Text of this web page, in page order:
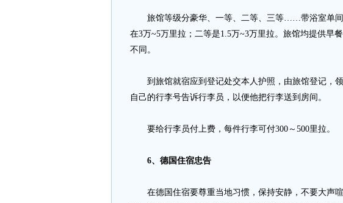
旅馆等级分豪华、一等、二等、三等……带浴室单间
在3万~5万里拉；二等是1.5万~3万里拉。旅馆均提供早
不同。
到旅馆就宿应到登记处交本人护照，由旅馆登记，
自己的行李号告诉行李员，以便他把行李送到房间。
要给行李员付上费，每件行李可付300～500里拉。
6、德国住宿忠告
在德国住宿要尊重当地习惯，保持安静，不要大声